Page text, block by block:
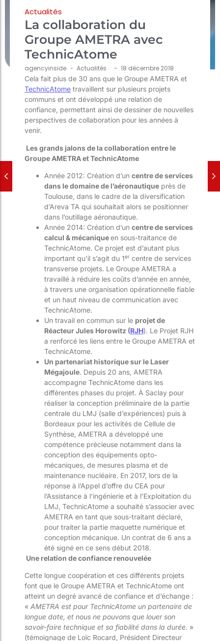
Actualités
La collaboration du
Groupe AMETRA avec
TechnicAtome
agencyinside - Actualités - 18 décembre 2018
Cela fait plus de 30 ans que le Groupe AMETRA et
TechnicAtome travaillent sur plusieurs projets
communs et ont développé une relation de
confiance, permettant ainsi de dessiner de nouvelles
perspectives de collaboration pour les années à
venir.
Les grands jalons de la collaboration entre le
Groupe AMETRA et TechnicAtome
Année 2012: Création d’un centre de services
dans le domaine de l’aéronautique près de
Toulouse, dans le cadre de la diversification
d’Areva TA qui souhaitait alors se positionner
dans l’outillage aéronautique.
Année 2014: Création d’un centre de services
calcul & mécaniqueen sous-traitance de
TechnicAtome. Ce projet est d’autant plus
important qu’il s’agit du 1er centre de services
transverse projets. Le Groupe AMETRA a
travaillé à réduire les coûts d’année en année,
à travers une organisation opérationnelle fiable
et un haut niveau de communication avec
TechnicAtome.
Un travail en commun sur le projet de
Réacteur Jules Horowitz (RJH). Le Projet RJH
a renforcé les liens entre le Groupe AMETRA et
TechnicAtome.
Un partenariat historique sur le Laser
Mégajoule. Depuis 20 ans, AMETRA
accompagne TechnicAtome dans les
différentes phases du projet. À Saclay pour
réaliser la conception préliminaire de la partie
centrale du LMJ (salle d’expériences) puis à
Bordeaux pour les activités de Cellule de
Synthèse, AMETRA a développé une
compétence précieuse notamment dans la
conception des équipements opto-
mécaniques, de mesures plasma et de
maintenance nucléaire. En 2017, lors de la
réponse à l’Appel d’offre du CEA pour
l’Assistance à l’ingénierie et à l’Exploitation du
LMJ, TechnicAtome a souhaité s’associer avec
AMETRA en tant que sous-traitant déclaré,
pour traiter la partie maquette numérique et
conception mécanique. Un contrat de 6 ans a
été signé en ce sens début 2018.
Une relation de confiance renouvelée
Cette longue coopération et ces différents projets
font que le Groupe AMETRA et TechnicAtome ont
atteint un degré avancé de confiance et d’échange :
« AMETRA est pour TechnicAtome un partenaire de
longue date, et nous ne pouvons que louer son
savoir-faire technique et sa fiabilité dans la durée. »
(témoignage de Loïc Rocard, Président Directeur